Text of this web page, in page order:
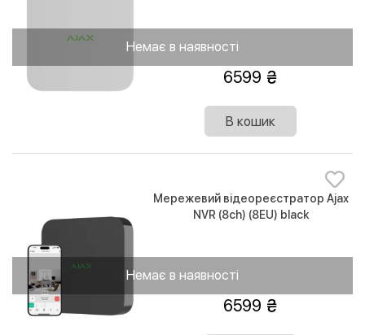
Немає в наявності
6599
В кошик
Немає в наявності
Мережевий відеореєстратор Ajax
NVR (8ch) (8EU) black
6599